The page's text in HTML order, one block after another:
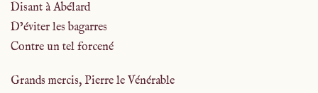
Disant à Abélard
D’éviter les bagarres
Contre un tel forcené
Grands mercis, Pierre le Vénérable